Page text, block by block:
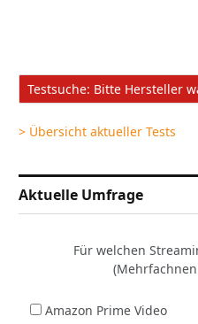
> Übersicht aktueller Tests
Aktuelle Umfrage
Für welchen
Amazon Prime Video